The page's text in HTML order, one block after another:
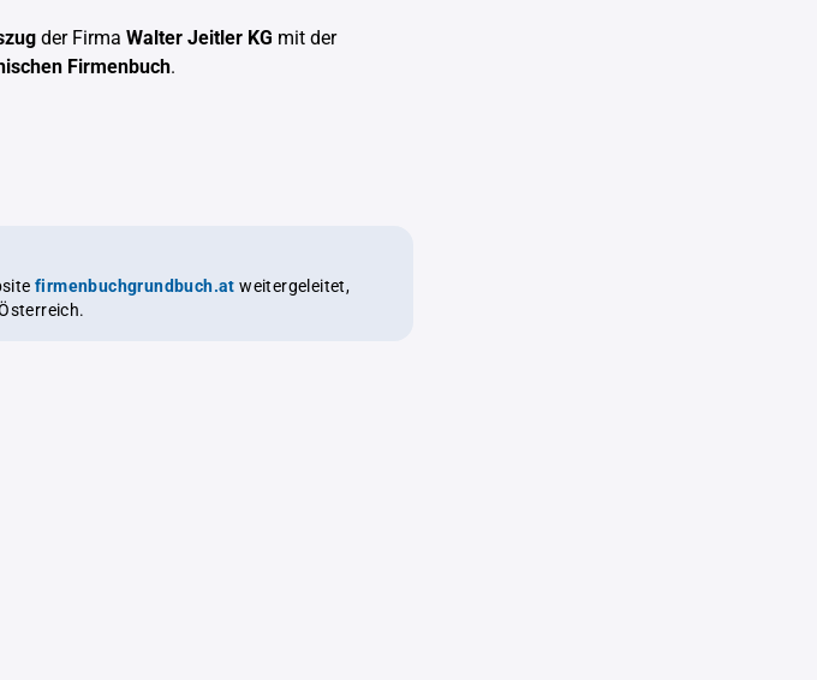
der Firma Walter Jeitler KG mit der
Firmenbuch.
firmenbuchgrundbuch.at weitergeleitet,